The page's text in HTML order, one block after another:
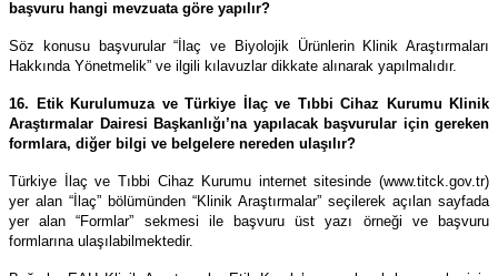
başvuru hangi mevzuata göre yapılır?
Söz konusu başvurular “İlaç ve Biyolojik Ürünlerin Klinik Araştırmaları
Hakkında Yönetmelik” ve ilgili kılavuzlar dikkate alınarak yapılmalıdır.
16. Etik Kurulumuza ve Türkiye İlaç ve Tıbbi Cihaz Kurumu Klinik
Araştırmalar Dairesi Başkanlığı’na yapılacak başvurular için gereken
formlara, diğer bilgi ve belgelere nereden ulaşılır?
Türkiye İlaç ve Tıbbi Cihaz Kurumu internet sitesinde (www.titck.gov.tr)
yer alan “İlaç” bölümünden “Klinik Araştırmalar” seçilerek açılan sayfada
yer alan “Formlar” sekmesi ile başvuru üst yazı örneği ve başvuru
formlarına ulaşılabilmektedir.